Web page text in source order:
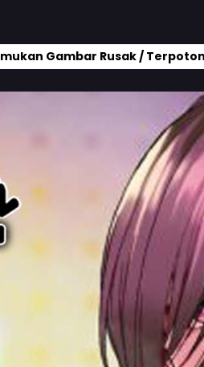
Gambar Rusak /